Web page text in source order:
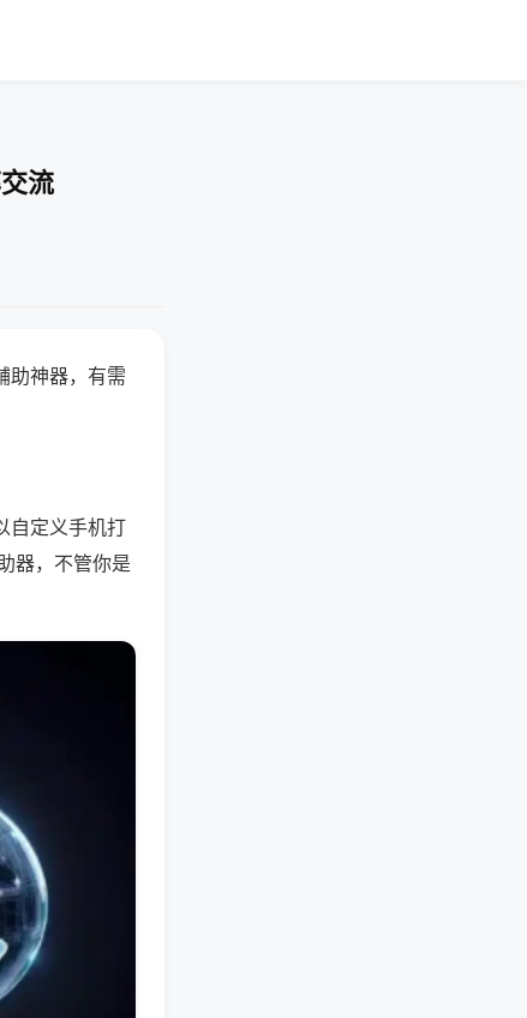
流
助神器，有需
自定义手机打
器，不管你是